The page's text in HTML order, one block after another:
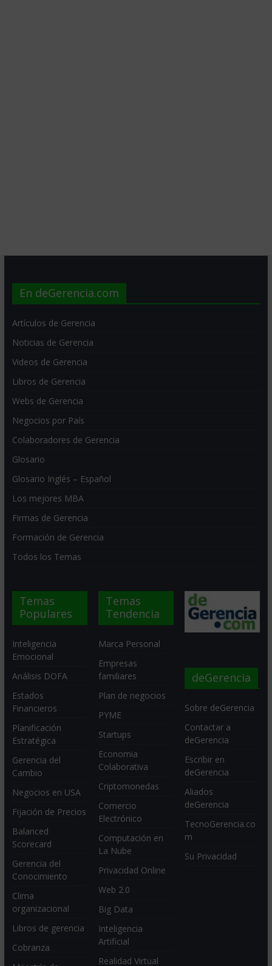
En deGerencia.com
Artículos de Gerencia
Noticias de Gerencia
Videos de Gerencia
Libros de Gerencia
Webs de Gerencia
Negocios por País
Colaboradores de Gerencia
Glosario
Glosario Inglés – Español
Los mejores MBA
Firmas de Gerencia
Formación de Gerencia
Todos los Temas
Temas
Populares
Inteligencia
Emocional
Análisis DOFA
Estados
Financieros
Planificación
Estratégica
Gerencia del
Cambio
Negocios en USA
Fijación de Precios
Balanced
Scorecard
Gerencia del
Conocimiento
Clima
organizacional
Libros de gerencia
Cobranza
Temas
Tendencia
Marca Personal
Empresas
familiares
Plan de negocios
PYME
Startups
Economia
Colaborativa
Criptomonedas
Comercio
Electrónico
Computación en
La Nube
Privacidad Online
Web 2.0
Big Data
Inteligencia
Artificial
Realidad Virtual
deGerencia
Sobre deGerencia
Contactar a
deGerencia
Escribir en
deGerencia
Aliados
deGerencia
TecnoGerencia.co
m
Su Privacidad